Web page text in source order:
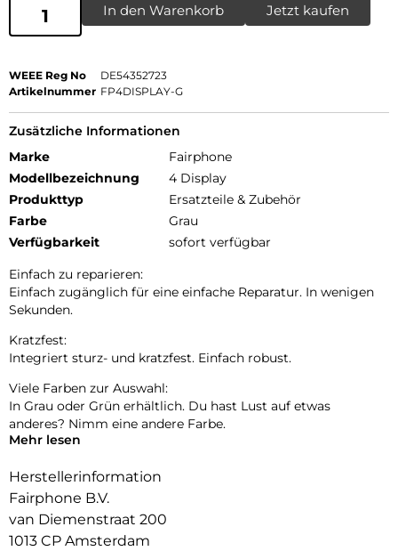
In den Warenkorb Jetzt kaufen
WEEE Reg No
DE54352723
Artikelnummer FP4DISPLAY-G
Zusätzliche Informationen
Marke
Fairphone
Modellbezeichnung
4 Display
Produkttyp
Ersatzteile & Zubehör
Farbe
Grau
Verfügbarkeit
sofort verfügbar
Einfach zu reparieren:
Einfach zugänglich für eine einfache Reparatur. In wenigen
Sekunden.
Kratzfest:
Integriert sturz- und kratzfest. Einfach robust.
Viele Farben zur Auswahl:
In Grau oder Grün erhältlich. Du hast Lust auf etwas
anderes? Nimm eine andere Farbe.
Wir haben den Anteil an recyceltem Magnesium im LCD-
Display erhöht.
Mehr lesen
Herstellerinformation
Fairphone B.V.
van Diemenstraat 200
1013 CP Amsterdam